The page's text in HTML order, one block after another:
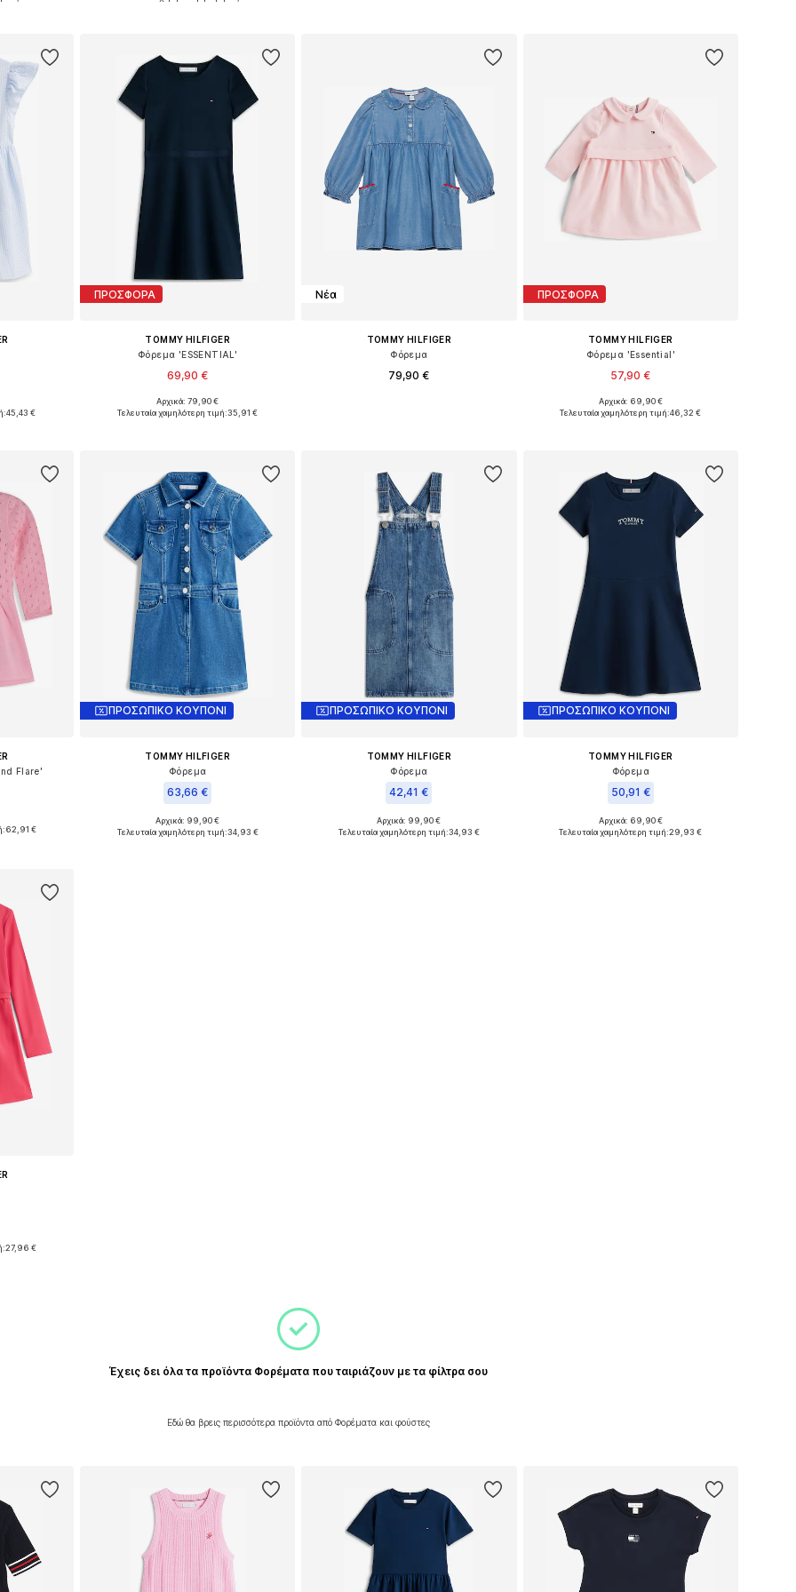
45,43 €
ΠΡΟΣΦΟΡΑ
TOMMY HILFIGER
Φόρεμα 'ESSENTIAL'
69,90 €
Διαθέσιμα μεγέθη: 98, 104, 164
Αρχικά: 79,90 €
Τελευταία χαμηλότερη τιμή:35,91 €
Νέα
TOMMY HILFIGER
Φόρεμα
79,90 €
ΠΡΟΣΦΟΡΑ
TOMMY HILFIGER
Φόρεμα 'Essential'
57,90 €
Διαθέσιμα μεγέθη: 92
Αρχικά: 69,90 €
Τελευταία χαμηλότερη τιμή:46,32 €
Flare'
62,91 €
ΠΡΟΣΩΠΙΚΟ ΚΟΥΠΟΝΙ
TOMMY HILFIGER
Φόρεμα
63,66 €
Διαθέσιμα μεγέθη: 110, 164, 176
Αρχικά: 99,90 €
Τελευταία χαμηλότερη τιμή:34,93 €
ΠΡΟΣΩΠΙΚΟ ΚΟΥΠΟΝΙ
TOMMY HILFIGER
Φόρεμα
42,41 €
Διαθέσιμα μεγέθη: 122, 128, 152, 164, 176
Αρχικά: 99,90 €
Τελευταία χαμηλότερη τιμή:34,93 €
ΠΡΟΣΩΠΙΚΟ ΚΟΥΠΟΝΙ
TOMMY HILFIGER
Φόρεμα
50,91 €
Διαθέσιμα μεγέθη: 86, 92
Αρχικά: 69,90 €
Τελευταία χαμηλότερη τιμή:29,93 €
27,96 €
Έχεις δει όλα τα προϊόντα Φορέματα που ταιριάζουν με τα φίλτρα σου
Εδώ θα βρεις περισσότερα προϊόντα από Φορέματα και φούστες